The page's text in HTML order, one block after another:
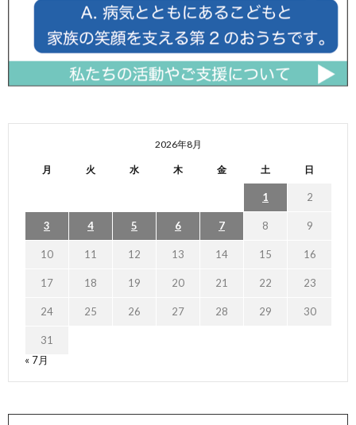
2026年8月
月 火 水 木 金 土 日
1 2
3 4 5 6 7 8 9
10 11 12 13 14 15 16
17 18 19 20 21 22 23
24 25 26 27 28 29 30
31
« 7月